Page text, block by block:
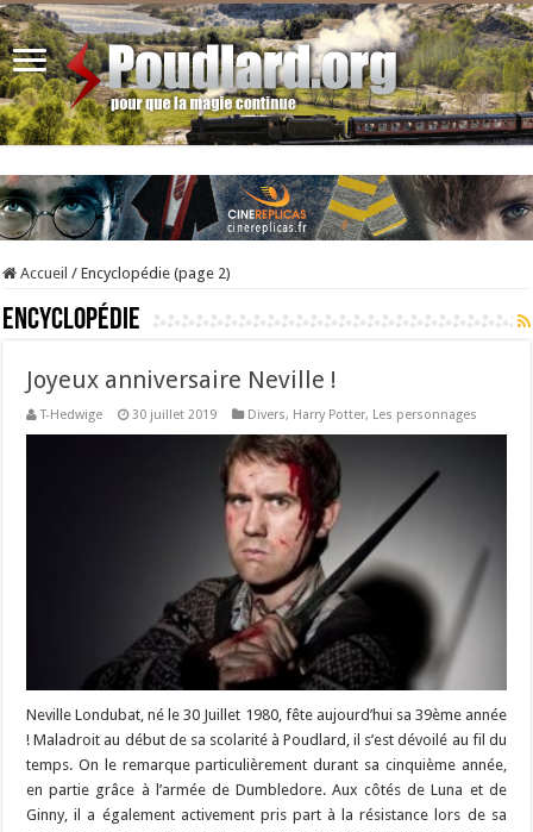
Accueil / Encyclopédie (page 2)
Encyclopédie
Joyeux anniversaire Neville !
T-Hedwige 30 juillet 2019 Divers, Harry Potter, Les personnages
Neville Londubat, né le 30 Juillet 1980, fête aujourd’hui sa 39ème année
! Maladroit au début de sa scolarité à Poudlard, il s’est dévoilé au fil du
temps. On le remarque particulièrement durant sa cinquième année,
en partie grâce à l’armée de Dumbledore. Aux côtés de Luna et de
Ginny, il a également activement pris part à la résistance lors de sa